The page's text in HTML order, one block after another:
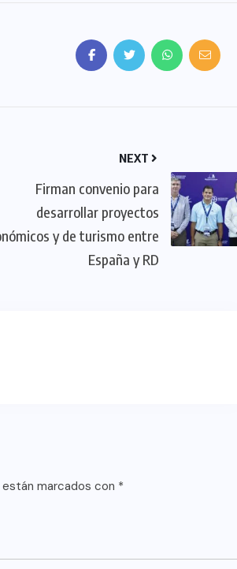
NEXT
Firman convenio para
desarrollar proyectos
y de turismo entre
España y RD
marcados con *